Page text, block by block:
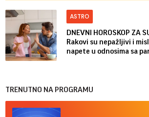
ASTRO
DNEVNI HOROSKOP ZA
Rakovi su nepažljivi i
napete u odnosima sa
TRENUTNO NA PROGRAMU